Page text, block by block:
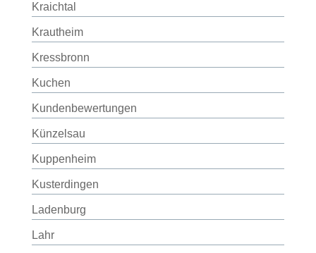
Kraichtal
Krautheim
Kressbronn
Kuchen
Kundenbewertungen
Künzelsau
Kuppenheim
Kusterdingen
Ladenburg
Lahr